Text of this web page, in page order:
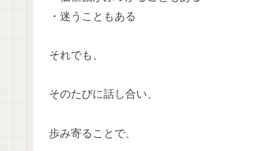
・迷うこともある
それでも、
そのたびに話し合い、
歩み寄ることで、